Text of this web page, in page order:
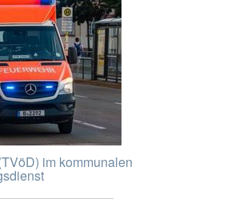
im kommunalen